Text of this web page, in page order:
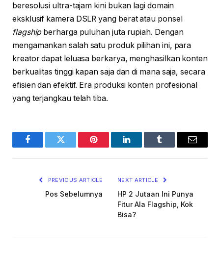
beresolusi ultra-tajam kini bukan lagi domain
eksklusif kamera DSLR yang berat atau ponsel
flagshipberharga puluhan juta rupiah. Dengan
mengamankan salah satu produk pilihan ini, para
kreator dapat leluasa berkarya, menghasilkan konten
berkualitas tinggi kapan saja dan di mana saja, secara
efisien dan efektif. Era produksi konten profesional
yang terjangkau telah tiba.
FacebookTwitter Pinterest LinkedInTumblr Email
PREVIOUS ARTICLE
Pos Sebelumnya
NEXT ARTICLE
HP 2 Jutaan Ini Punya
Fitur Ala Flagship, Kok
Bisa?